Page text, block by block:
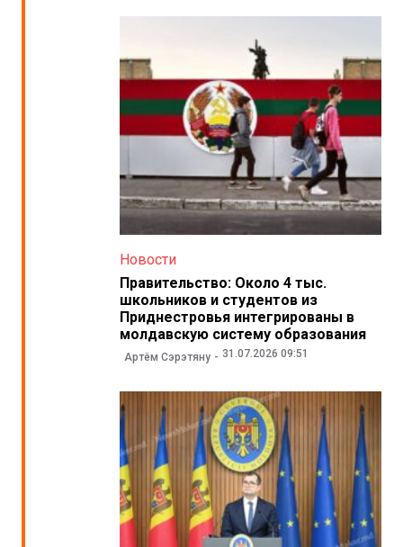
Новости
Правительство: Около 4 тыс.
школьников и студентов из
Приднестровья интегрированы в
молдавскую систему образования
Артём Сэрэтяну 31.07.2026 09:51